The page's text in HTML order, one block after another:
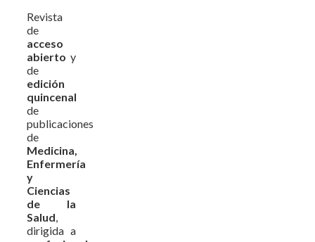
Revista
de
acceso
abierto y
de
edición
quincenal
de
publicaciones
de
Medicina,
Enfermería
y
Ciencias
de la
Salud,
dirigida a